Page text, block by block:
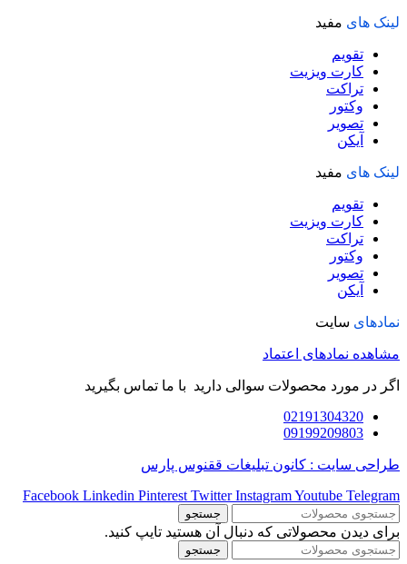
لینک های مفید
تقویم
کارت ویزیت
تراکت
وکتور
تصویر
آیکن
لینک های مفید
تقویم
کارت ویزیت
تراکت
وکتور
تصویر
آیکن
نمادهای سایت
مشاهده نمادهای اعتماد
اگر در مورد محصولات سوالی دارید با ما تماس بگیرید
02191304320
09199209803
طراحی سایت : کانون تبلیغات ققنوس پارس
Facebook Linkedin Pinterest Twitter InstagramYoutube Telegram
جستجو
برای دیدن محصولاتی که دنبال آن هستید تایپ کنید.
جستجو